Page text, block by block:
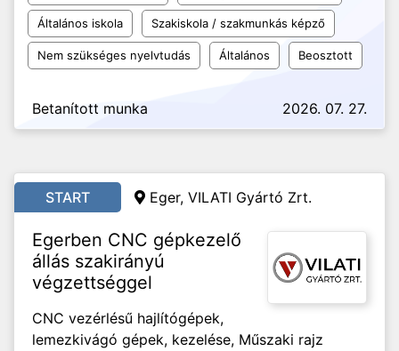
Általános iskola Szakiskola / szakmunkás képző
Nem szükséges nyelvtudás Általános Beosztott
Betanított munka 2026. 07. 27.
START Eger, VILATI Gyártó Zrt.
Egerben CNC gépkezelő
állás szakirányú
végzettséggel
CNC vezérlésű hajlítógépek,
lemezkivágó gépek, kezelése, Műszaki rajz